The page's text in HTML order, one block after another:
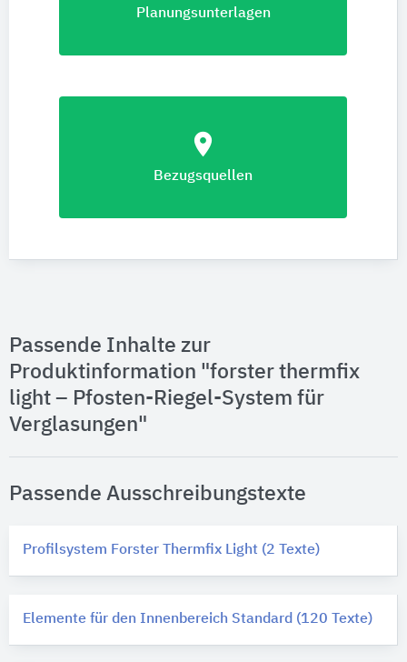
Planungsunterlagen
location_on
Bezugsquellen
Passende Inhalte zur
Produktinformation "forster thermfix
light – Pfosten-Riegel-System für
Verglasungen"
Passende Ausschreibungstexte
Profilsystem Forster Thermfix Light (2 Texte)
Elemente für den Innenbereich Standard (120 Texte)